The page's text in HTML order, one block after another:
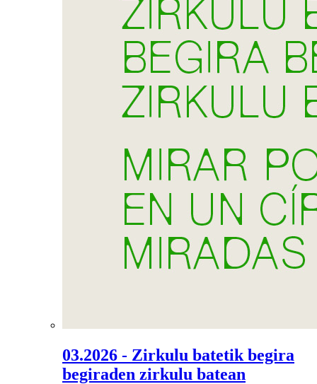
03.2026 - Zirkulu batetik begira
begiraden zirkulu batean